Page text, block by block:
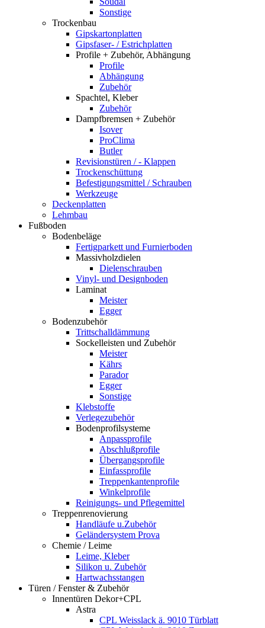
Sonstige
Trockenbau
Gipskartonplatten
Gipsfaser- / Estrichplatten
Profile + Zubehör, Abhängung
Profile
Abhängung
Zubehör
Spachtel, Kleber
Zubehör
Dampfbremsen + Zubehör
Isover
ProClima
Butler
Revisionstüren / - Klappen
Trockenschüttung
Befestigungsmittel / Schrauben
Werkzeuge
Deckenplatten
Lehmbau
Fußboden
Bodenbeläge
Fertigparkett und Furnierboden
Massivholzdielen
Dielenschrauben
Vinyl- und Designboden
Laminat
Meister
Egger
Bodenzubehör
Trittschalldämmung
Sockelleisten und Zubehör
Meister
Kährs
Parador
Egger
Sonstige
Klebstoffe
Verlegezubehör
Bodenprofilsysteme
Anpassprofile
Abschlußprofile
Übergangsprofile
Einfassprofile
Treppenkantenprofile
Winkelprofile
Reinigungs- und Pflegemittel
Treppenrenovierung
Handläufe u.Zubehör
Geländersystem Prova
Chemie / Leime
Leime, Kleber
Silikon u. Zubehör
Hartwachsstangen
Türen / Fenster & Zubehör
Innentüren Dekor+CPL
Astra
CPL Weisslack ä. 9010 Türblatt